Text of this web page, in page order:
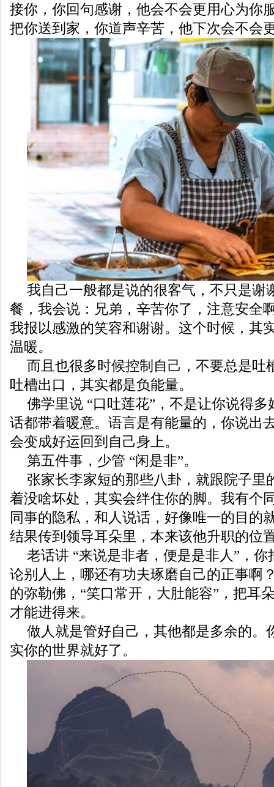
接你，你回句感谢，他会不会更用心为你
把你送到家，你道声辛苦，他下次会不会
我自己一般都是说的很客气，不只是谢
餐，我会说：兄弟，辛苦你了，注意安全
我报以感激的笑容和谢谢。这个时候，其
温暖。
而且也很多时候控制自己，不要总是吐
吐槽出口，其实都是负能量。
佛学里说 “口吐莲花”，不是让你说得多
话都带着暖意。语言是有能量的，你说出
会变成好运回到自己身上。
第五件事，少管 “闲是非”。
张家长李家短的那些八卦，就跟院子里
着没啥坏处，其实会绊住你的脚。我有个
同事的隐私，和人说话，好像唯一的目的
结果传到领导耳朵里，本来该他升职的位
老话讲 “来说是非者，便是是非人”，你
论别人上，哪还有功夫琢磨自己的正事啊
的弥勒佛，“笑口常开，大肚能容”，把耳
才能进得来。
做人就是管好自己，其他都是多余的。
实你的世界就好了。